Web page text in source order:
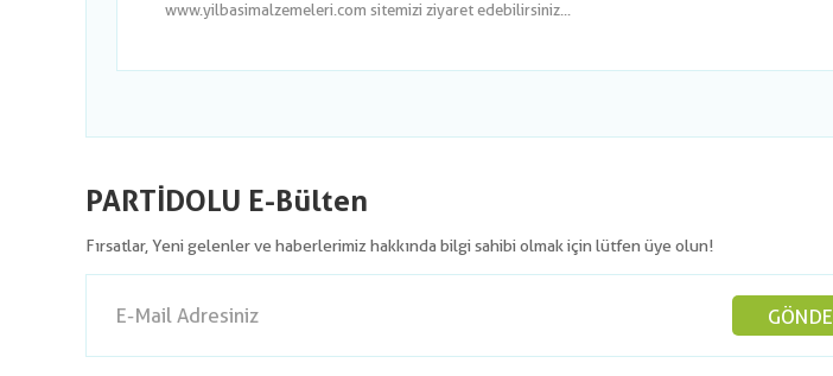
www.yilbasimalzemeleri.com sitemizi ziyaret edebilirsiniz...
PARTİDOLU E-Bülten
Fırsatlar, Yeni gelenler ve haberlerimiz hakkında bilgi sahibi olmak için lütfen üye olun!